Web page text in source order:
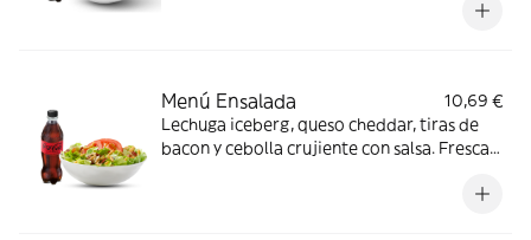
cremosa; ideal cuando te apetece algo más
Menú Ensalada
10,69 €
Lechuga iceberg, queso cheddar, tiras de
bacon y cebolla crujiente con salsa. Fresca y